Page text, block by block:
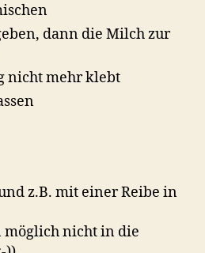
dann die Milch zur
nicht mehr klebt
z.B. mit einer Reibe in
nicht in die